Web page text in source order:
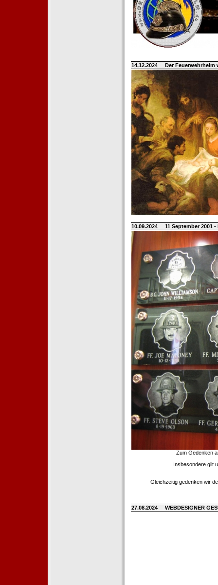
14.12.2024 Der
10.09.2024 11 September 2001
Zum Gedenken
Insbesondere gilt
Gleichzeitig gedenken wir
27.08.2024 WEBDESIGNER